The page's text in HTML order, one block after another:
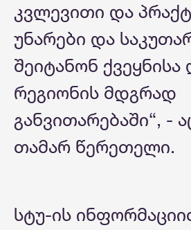
კვლევითი და
უნარები და
შეიტანონ ქვეყნისა
რეგიონის მდგრად
განვითარებაში“, -
თამარ წერეთელი.
სტუ-ის